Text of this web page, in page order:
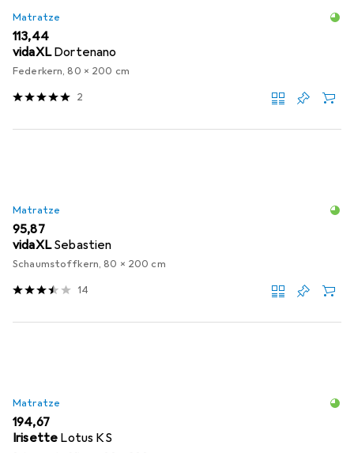
Matratze
EUR
113,44
vidaXL Dortenano
Federkern, 80 x 200 cm
2
Matratze
EUR
95,87
vidaXL Sebastien
Schaumstoffkern, 80 x 200 cm
14
Matratze
EUR
194,67
Irisette Lotus KS